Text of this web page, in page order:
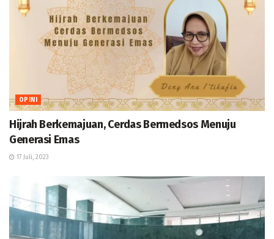
OPINI
Hijrah Berkemajuan, Cerdas Bermedsos Menuju
Generasi Emas
17 Juli, 2023